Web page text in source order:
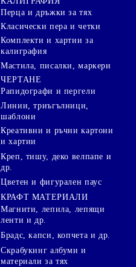
Перца и дръжки за тях
Класически пера и четки
Комплекти и хартии за
калиграфия
Мастила, писалки, маркери
ЧЕРТАНЕ
Рапидографи и пергели
Линии, триъгълници,
шаблони
Креативни и ръчни картони
и хартии
Креп, тишу, деко велпапе и
др.
Цветен и фигурален паус
КРАФТ МАТЕРИАЛИ
Магнити, лепила, лепящи
ленти и др.
Брадс, капси, копчета и др.
Скрабукинг албуми и
материали за тях